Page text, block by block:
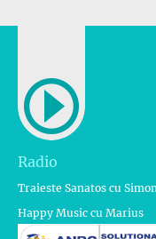
Radio
Traieste Sanatos cu
Happy Music cu Marius